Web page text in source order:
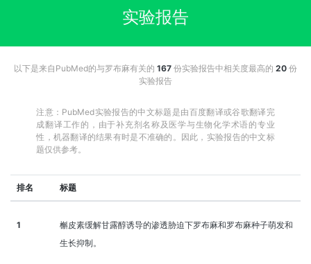
实验报告
以下是来自PubMed的与罗布麻有关的 167 份实验报告中相关度最高的 20 份
实验报告
注意：PubMed实验报告的中文标题是由百度翻译或谷歌翻译完
成翻译工作的，由于补充剂名称及医学与生物化学术语的专业
性，机器翻译的结果有时是不准确的。因此，实验报告的中文标
题仅供参考。
排名 标题
1
槲皮素缓解甘露醇诱导的渗透胁迫下罗布麻和罗布麻种子萌发和
生长抑制。